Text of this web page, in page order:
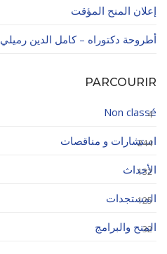
إعلان المنح المؤقت
أطروحة دكتوراه – كامل الدين رميلي
PARCOURIR
Non classé
4
استشارات و مناقصات
244
الأحداث
132
المستجدات
125
المنح والبرامج
32